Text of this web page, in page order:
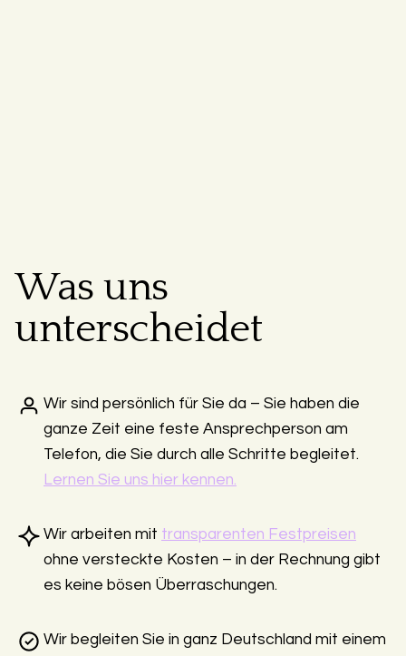
Was uns
unterscheidet
Wir sind persönlich für Sie da – Sie haben die
ganze Zeit eine feste Ansprechperson am
Telefon, die Sie durch alle Schritte begleitet.
Lernen Sie uns hier kennen.
Wir arbeiten mit transparenten Festpreisen
ohne versteckte Kosten – in der Rechnung gibt
es keine bösen Überraschungen.
Wir begleiten Sie in ganz Deutschland mit einem